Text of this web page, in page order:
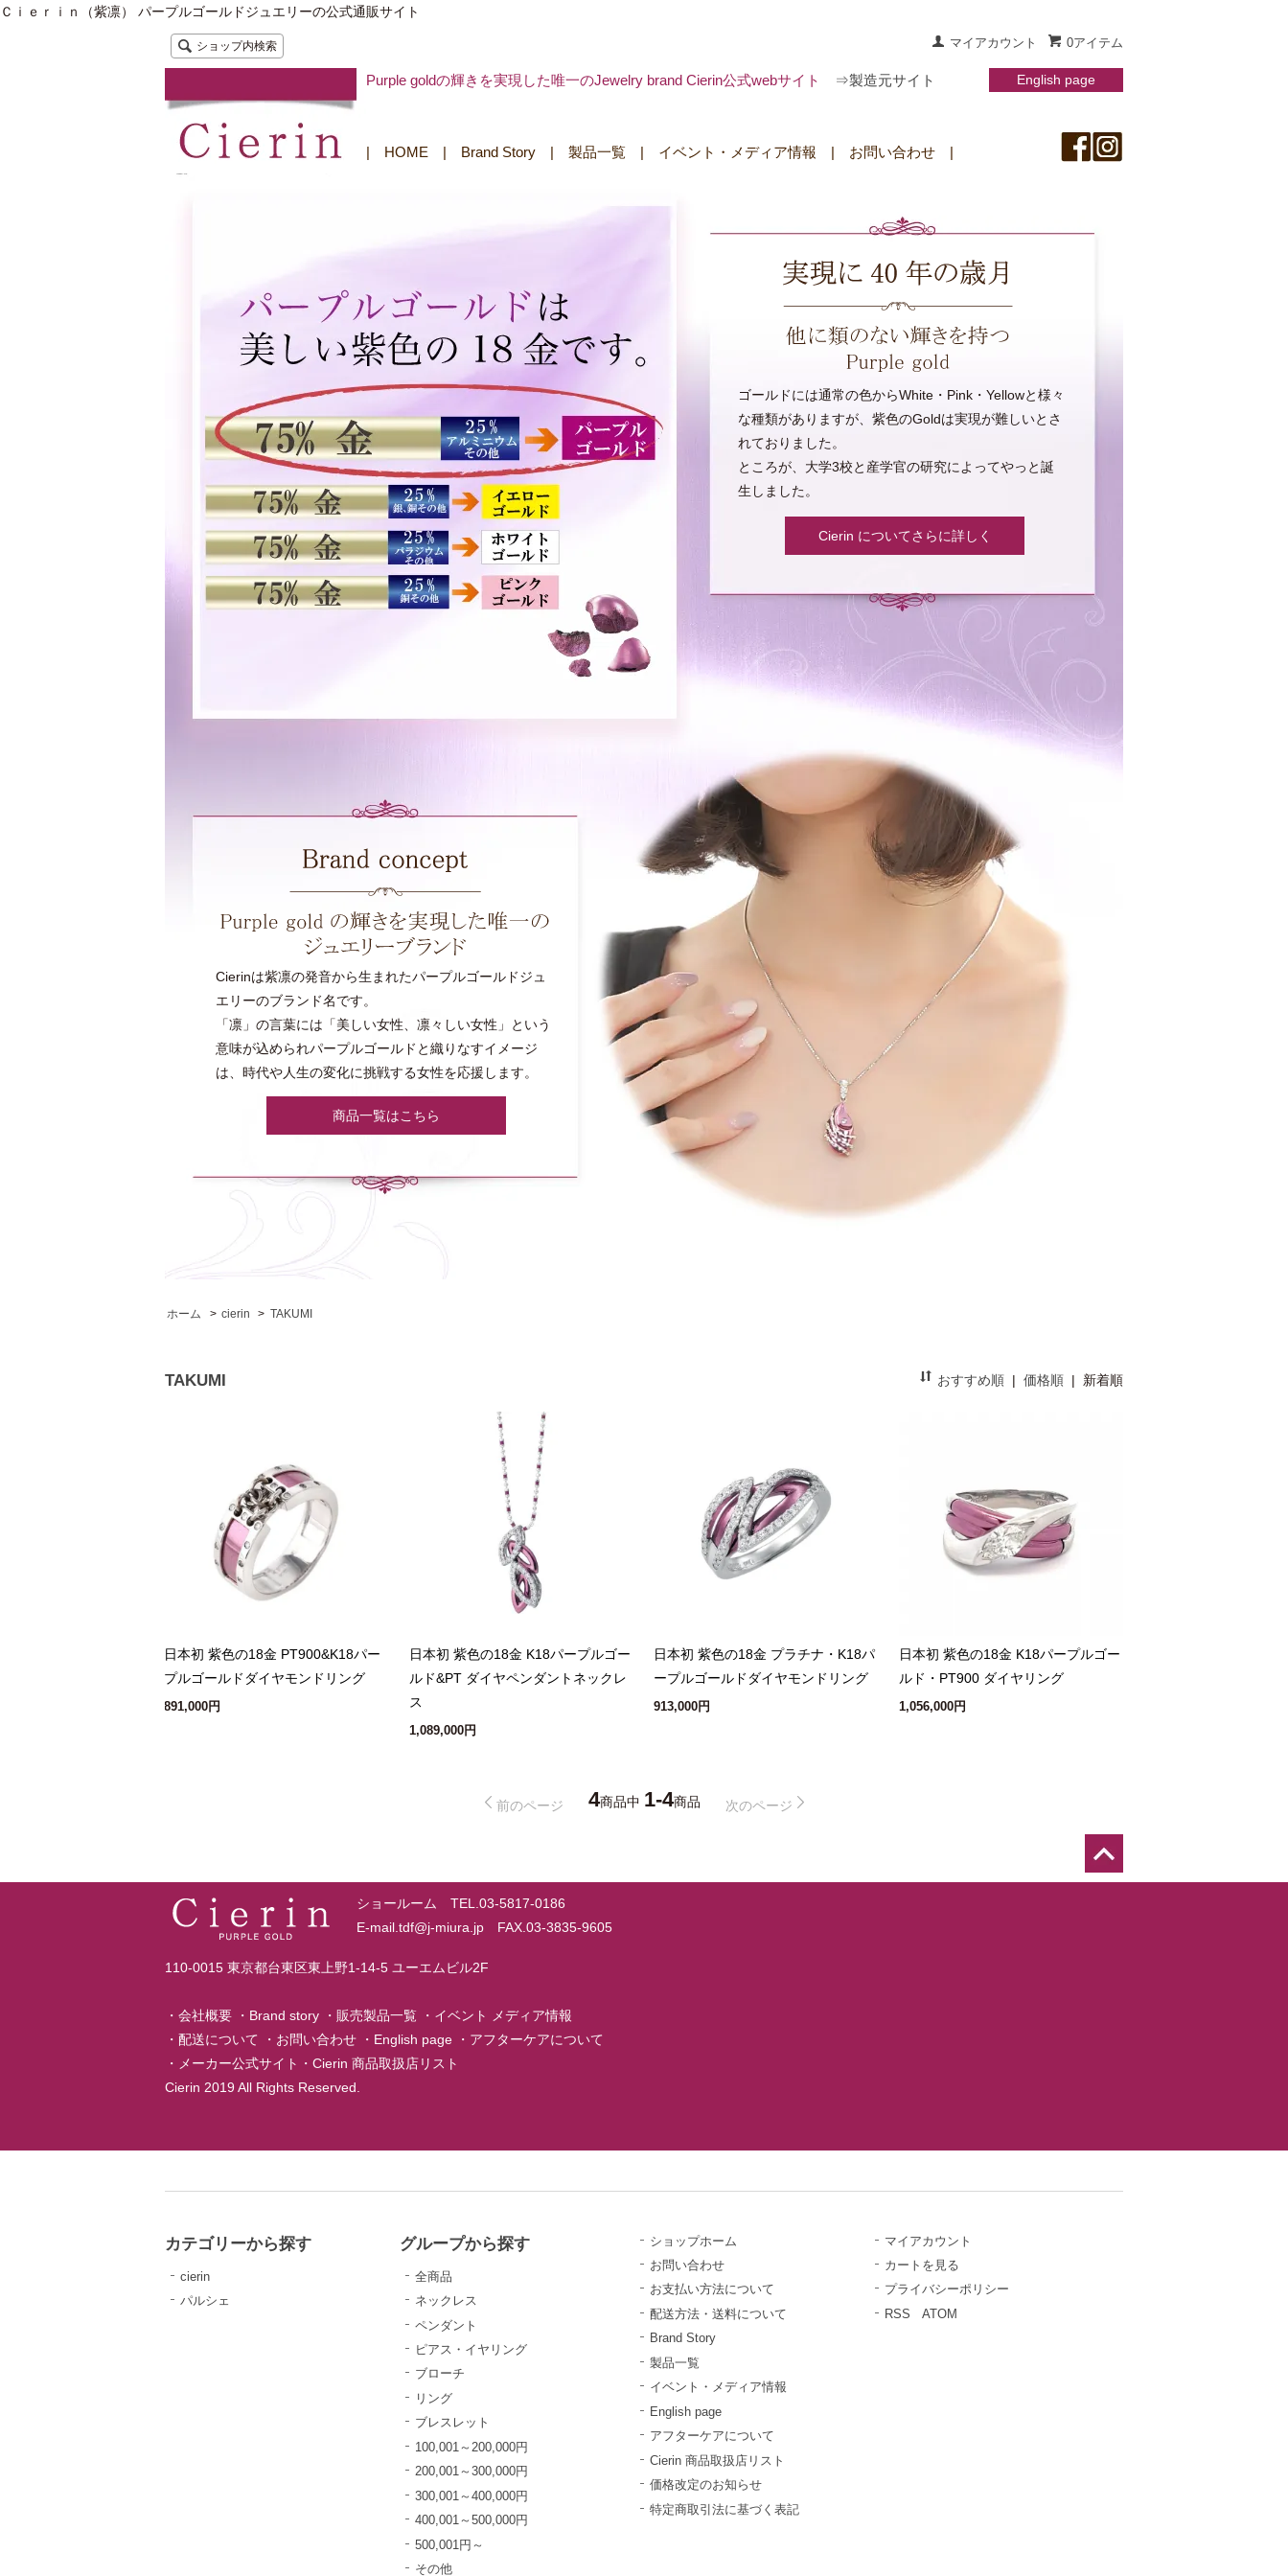
Ｃｉｅｒｉｎ（紫凛） パープルゴールドジュエリーの公式通販サイト
0アイテム
マイアカウント
ショップ内検索
Purple goldの輝きを実現した唯一のJewelry brand Cierin公式webサイト ⇒製造元サイト
| HOME | Brand Story | 製品一覧 | イベント・メディア情報 | お問い合わせ |
English page
ゴールドには通常の色からWhite・Pink・Yellowと様々
な種類がありますが、紫色のGoldは実現が難しいとさ
れておりました。
ところが、大学3校と産学官の研究によってやっと誕
生しました。
Cierin についてさらに詳しく
Cierinは紫凛の発音から生まれたパープルゴールドジュ
エリーのブランド名です。
「凛」の言葉には「美しい女性、凛々しい女性」という
意味が込められパープルゴールドと織りなすイメージ
は、時代や人生の変化に挑戦する女性を応援します。
商品一覧はこちら
ホーム > cierin > TAKUMI
TAKUMI おすすめ順 | 価格順 | 新着順
日本初 紫色の18金 PT900&K18パー
プルゴールドダイヤモンドリング
891,000円
日本初 紫色の18金 K18パープルゴー
ルド&PT ダイヤペンダントネックレ
ス
1,089,000円
日本初 紫色の18金 プラチナ・K18パ
ープルゴールドダイヤモンドリング
913,000円
日本初 紫色の18金 K18パープルゴー
ルド・PT900 ダイヤリング
1,056,000円
前のページ 4商品中 1-4商品 次のページ
ショールーム TEL.03-5817-0186
E-mail.tdf@j-miura.jp FAX.03-3835-9605
110-0015 東京都台東区東上野1-14-5 ユーエムビル2F
・ 会社概要 ・ Brand story ・ 販売製品一覧 ・ イベント メディア情報
・ 配送について ・ お問い合わせ ・ English page ・ アフターケアについて
・ メーカー公式サイト ・ Cierin 商品取扱店リスト
Cierin 2019 All Rights Reserved.
カテゴリーから探す
cierin
パルシェ
グループから探す
全商品
ネックレス
ペンダント
ピアス・イヤリング
ブローチ
リング
ブレスレット
100,001～200,000円
200,001～300,000円
300,001～400,000円
400,001～500,000円
500,001円～
その他
ショップホーム
お問い合わせ
お支払い方法について
配送方法・送料について
Brand Story
製品一覧
イベント・メディア情報
English page
アフターケアについて
Cierin 商品取扱店リスト
価格改定のお知らせ
特定商取引法に基づく表記
マイアカウント
カートを見る
プライバシーポリシー
RSS
ATOM